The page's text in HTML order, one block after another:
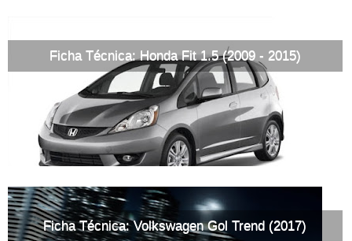
Ficha Técnica: Honda Fit 1.5 (2009 - 2015)
Ficha Técnica: Volkswagen Gol Trend (2017)